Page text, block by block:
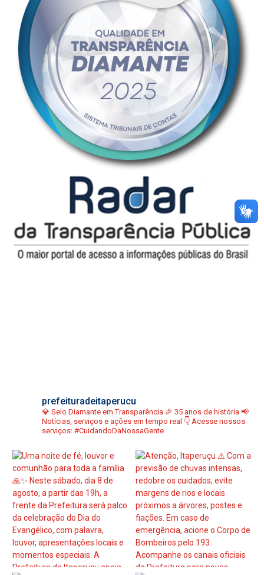
prefeituradeitaperucu
💎 Selo Diamante em Transparência 🎉 35 anos de história 📢
Notícias, serviços e ações em tempo real 👇 Acesse nossos
serviços: #CuidandoDaNossaGente